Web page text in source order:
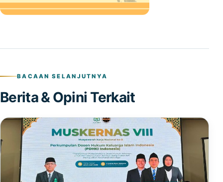
BACAAN SELANJUTNYA
Berita & Opini Terkait